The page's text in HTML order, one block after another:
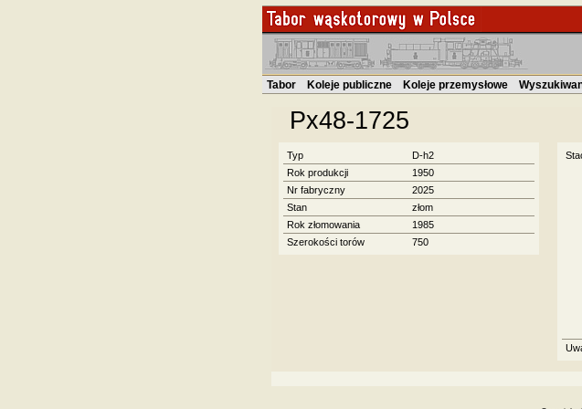
Tabor Koleje publiczne Koleje przemysłowe
Px48-1725
Typ
D-h2
Rok produkcji
1950
Nr fabryczny
2025
Stan
złom
Rok złomowania
1985
Szerokości torów
750